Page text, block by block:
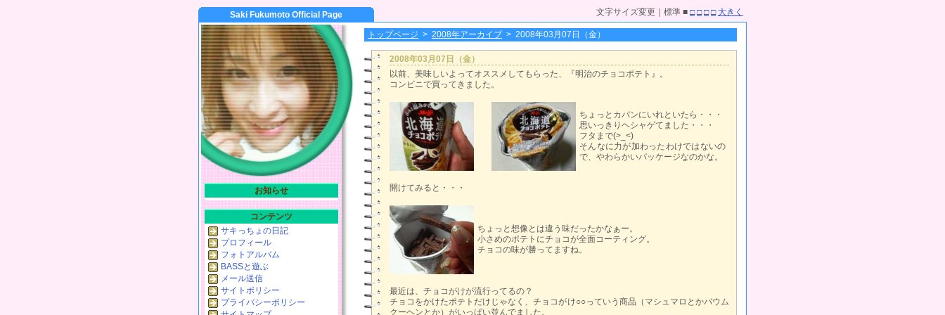
Saki Fukumoto Official Page 文字サイズ変更｜標準 ■ □ □ □ □ 大きく
トップページ > 2008年アーカイブ > 2008年03月07日（金）
2008年03月07日（金）
以前、美味しいよってオススメしてもらった、『明治のチョコポテト』。
コンビニで買ってきました。
ちょっとカバンにいれといたら・・・
思いっきりヘシャゲてました・・・
フタまで(>_<)
そんなに力が加わったわけではないの
で、やわらかいパッケージなのかな。
開けてみると・・・
ちょっと想像とは違う味だったかなぁー。
小さめのポテトにチョコが全面コーティング。
チョコの味が勝ってますね。
最近は、チョコがけが流行ってるの？
チョコをかけたポテトだけじゃなく、チョコがけ○○っていう商品（マシュマロとかバウム
クーヘンとか）がいっぱい並んでました。
お知らせ
コンテンツ
サキっちょの日記
プロフィール
フォトアルバム
BASSと遊ぶ
メール送信
サイトポリシー
プライバシーポリシー